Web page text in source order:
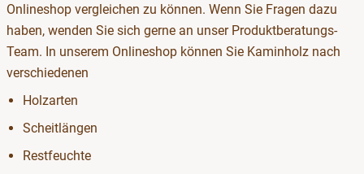
Onlineshop vergleichen zu können. Wenn Sie Fragen dazu
haben, wenden Sie sich gerne an unser Produktberatungs-
Team. In unserem Onlineshop können Sie Kaminholz nach
verschiedenen
Holzarten
Scheitlängen
Restfeuchte